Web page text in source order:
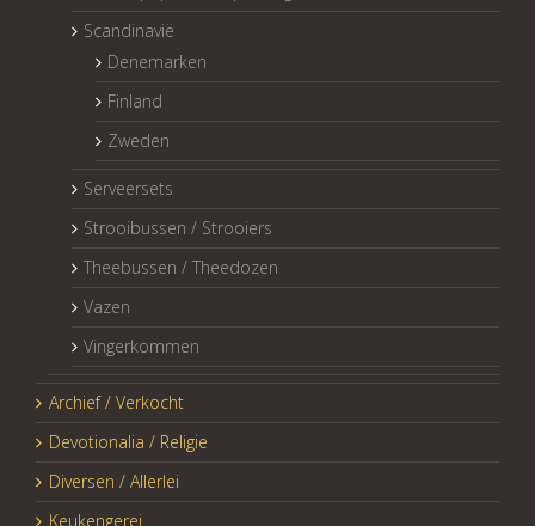
Scandinavië
Denemarken
Finland
Zweden
Serveersets
Strooibussen / Strooiers
Theebussen / Theedozen
Vazen
Vingerkommen
Archief / Verkocht
Devotionalia / Religie
Diversen / Allerlei
Keukengerei